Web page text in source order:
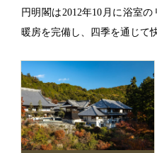
円明閣は2012年10月に浴室
暖房を完備し、四季を通じて